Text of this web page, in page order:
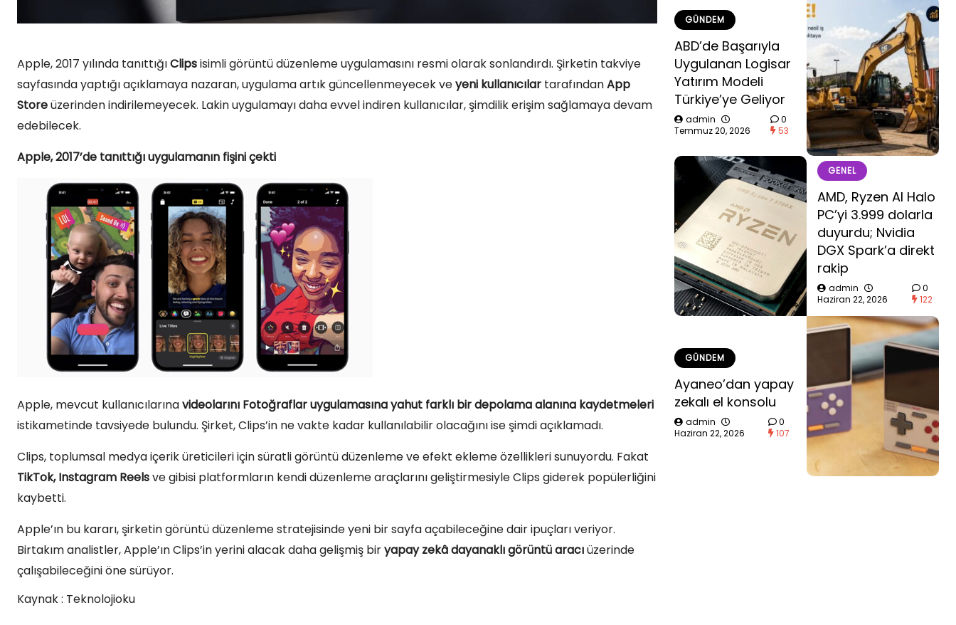
Apple, 2017 yılında tanıttığıClipsisimli görüntü düzenleme uygulamasını resmi olarak sonlandırdı. Şirketin takviye
sayfasında yaptığı açıklamaya nazaran, uygulama artık güncellenmeyecek veyeni kullanıcılar tarafındanApp
Storeüzerinden indirilemeyecek. Lakin uygulamayı daha evvel indiren kullanıcılar, şimdilik erişim sağlamaya devam
edebilecek.
Apple, 2017’de tanıttığı uygulamanın fişini çekti
Apple, mevcut kullanıcılarınavideolarını Fotoğraflar uygulamasına yahut farklı bir depolama alanına kaydetmeleri
istikametinde tavsiyede bulundu. Şirket, Clips’in ne vakte kadar kullanılabilir olacağını ise şimdi açıklamadı.
Clips, toplumsal medya içerik üreticileri için süratli görüntü düzenleme ve efekt ekleme özellikleri sunuyordu. Fakat
TikTok, Instagram Reelsve gibisi platformların kendi düzenleme araçlarını geliştirmesiyle Clips giderek popülerliğini
kaybetti.
Apple’ın bu kararı, şirketin görüntü düzenleme stratejisinde yeni bir sayfa açabileceğine dair ipuçları veriyor.
Birtakım analistler, Apple’ın Clips’in yerini alacak daha gelişmiş biryapay zekâ dayanaklı görüntü aracıüzerinde
çalışabileceğini öne sürüyor.
Kaynak : Teknolojioku
GÜNDEM
ABD’de Başarıyla
Uygulanan Logisar
Yatırım Modeli
Türkiye’ye Geliyor
admin
Temmuz 20, 2026
0
53
GENEL
AMD, Ryzen AI Halo
PC’yi 3.999 dolarla
duyurdu; Nvidia
DGX Spark’a direkt
rakip
admin
Haziran 22, 2026
0
122
GÜNDEM
Ayaneo’dan yapay
zekalı el konsolu
admin
Haziran 22, 2026
0
107